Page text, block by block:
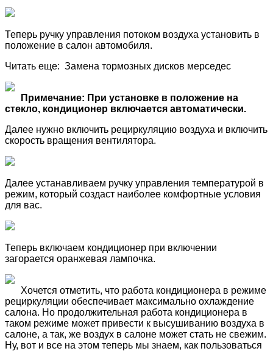
Теперь ручку управления потоком воздуха установить в
положение в салон автомобиля.
Читать еще: Замена тормозных дисков мерседес
Примечание: При установке в положение на
стекло, кондиционер включается автоматически.
Далее нужно включить рециркуляцию воздуха и включить
скорость вращения вентилятора.
Далее устанавливаем ручку управления температурой в
режим, который создаст наиболее комфортные условия
для вас.
Теперь включаем кондиционер при включении
загорается оранжевая лампочка.
Хочется отметить, что работа кондиционера в режиме
рециркуляции обеспечивает максимально охлаждение
салона. Но продолжительная работа кондиционера в
таком режиме может привести к высушиванию воздуха в
салоне, а так, же воздух в салоне может стать не свежим.
Ну, вот и все на этом теперь мы знаем, как пользоваться